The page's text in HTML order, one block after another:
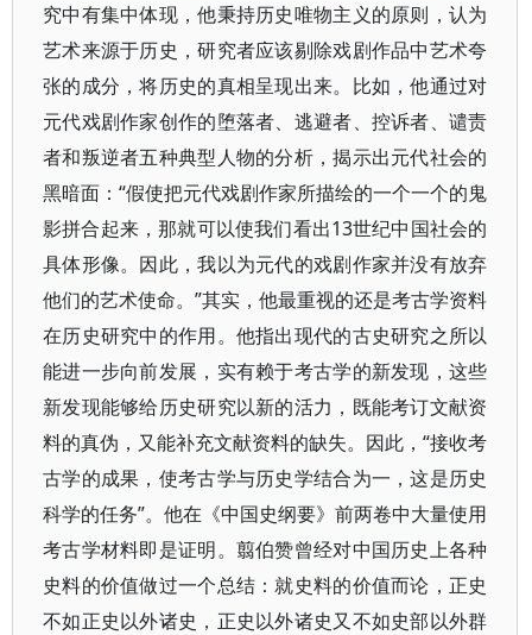
究中有集中体现，他秉持历史唯物主义的原则，认为
艺术来源于历史，研究者应该剔除戏剧作品中艺术夸
张的成分，将历史的真相呈现出来。比如，他通过对
元代戏剧作家创作的堕落者、逃避者、控诉者、谴责
者和叛逆者五种典型人物的分析，揭示出元代社会的
黑暗面：“假使把元代戏剧作家所描绘的一个一个的鬼
影拼合起来，那就可以使我们看出13世纪中国社会的
具体形像。因此，我以为元代的戏剧作家并没有放弃
他们的艺术使命。”其实，他最重视的还是考古学资料
在历史研究中的作用。他指出现代的古史研究之所以
能进一步向前发展，实有赖于考古学的新发现，这些
新发现能够给历史研究以新的活力，既能考订文献资
料的真伪，又能补充文献资料的缺失。因此，“接收考
古学的成果，使考古学与历史学结合为一，这是历史
科学的任务”。他在《中国史纲要》前两卷中大量使用
考古学材料即是证明。翦伯赞曾经对中国历史上各种
史料的价值做过一个总结：就史料的价值而论，正史
不如正史以外诸史，正史以外诸史又不如史部以外群